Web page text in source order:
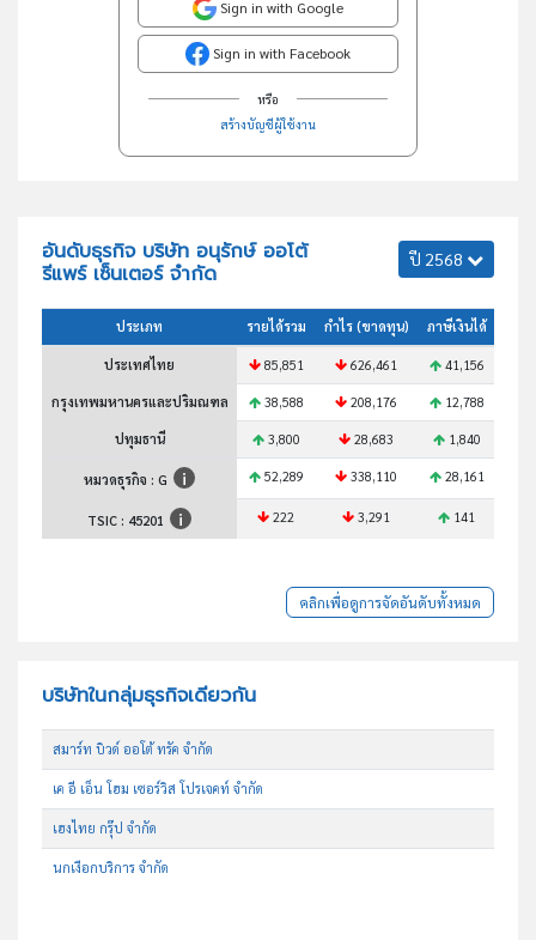
Sign in with Google
Sign in with Facebook
หรือ
สร้างบัญชีผู้ใช้งาน
อันดับธุรกิจ บริษัท อนุรักษ์ ออโต้
รีแพร์ เซ็นเตอร์ จำกัด
ปี 2568
ประเภท รายได้รวม กำไร (ขาดทุน) ภาษีเงินได้
ประเทศไทย 85,851 626,461 41,156
กรุงเทพมหานครและปริมณฑล 38,588 208,176 12,788
ปทุมธานี 3,800 28,683 1,840
หมวดธุรกิจ : G 52,289 338,110 28,161
TSIC : 45201 222 3,291 141
คลิกเพื่อดูการจัดอันดับทั้งหมด
บริษัทในกลุ่มธุรกิจเดียวกัน
สมาร์ท บิวด์ ออโต้ ทรัค จำกัด
เค อี เอ็น โฮม เซอร์วิส โปรเจคท์ จำกัด
เฮงไทย กรุ๊ป จำกัด
นกเงือกบริการ จำกัด